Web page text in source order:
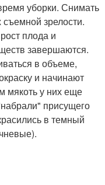
уборки. Снимать
зрелости.
плода и
завершаются.
в объеме,
и начинают
мякоть у них еще
присущего
в темный